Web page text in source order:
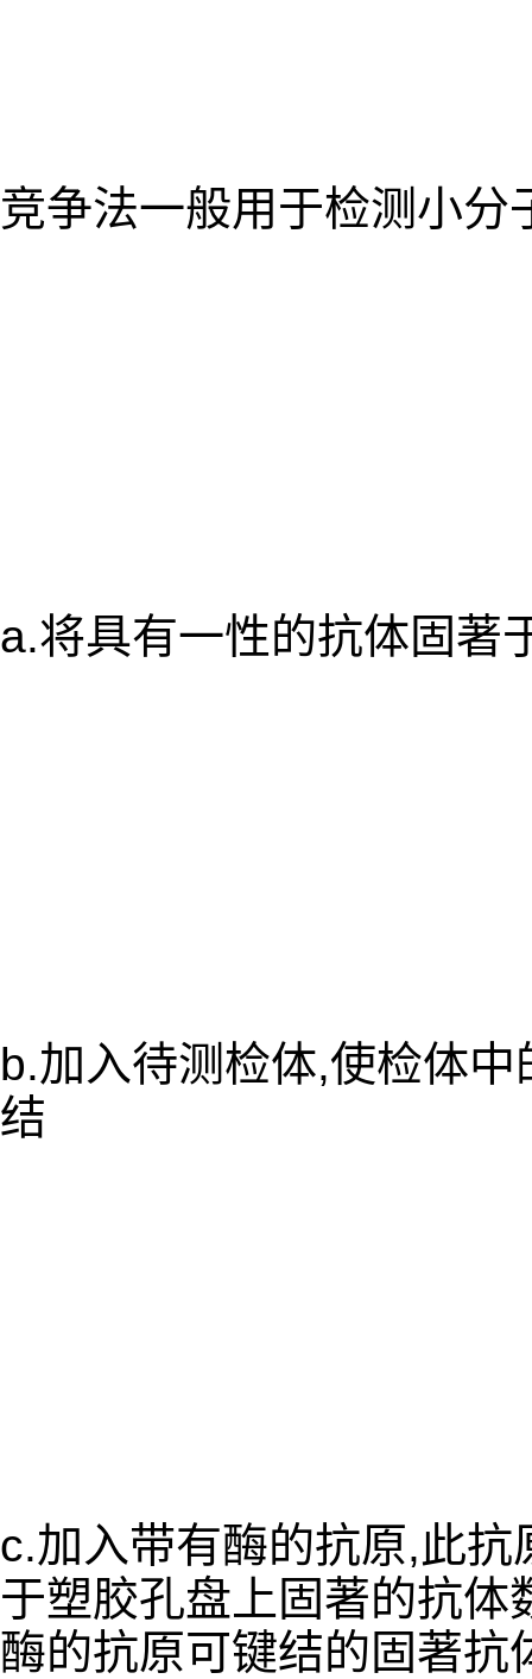
竞争法一般用于检测小分
a.将具有一性的抗体固著
b.加入待测检体,使检体
结
c.加入带有酶的抗原,此
于塑胶孔盘上固著的抗
酶的抗原可键结的固著